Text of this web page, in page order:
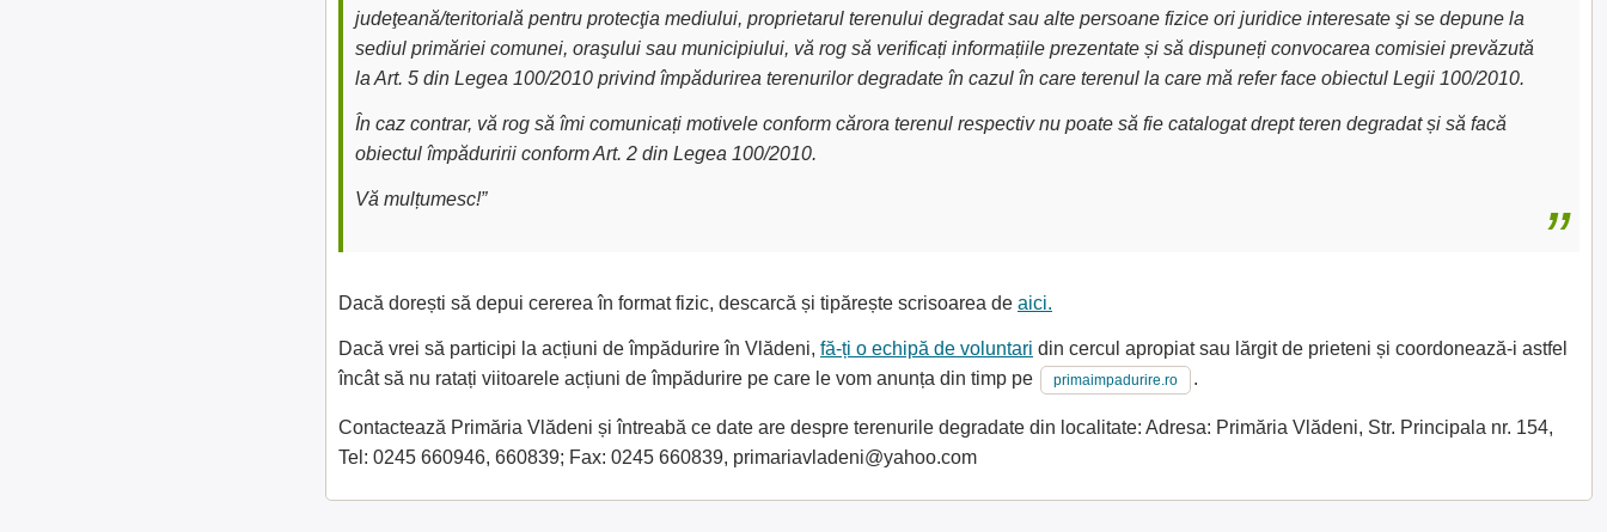
judeţeană/teritorială pentru protecţia mediului, proprietarul terenului degradat sau alte persoane fizice ori juridice interesate şi se depune la
sediul primăriei comunei, oraşului sau municipiului, vă rog să verificați informațiile prezentate și să dispuneți convocarea comisiei prevăzută
la Art. 5 din Legea 100/2010 privind împădurirea terenurilor degradate în cazul în care terenul la care mă refer face obiectul Legii 100/2010.
În caz contrar, vă rog să îmi comunicați motivele conform cărora terenul respectiv nu poate să fie catalogat drept teren degradat și să facă
obiectul împăduririi conform Art. 2 din Legea 100/2010.
Vă mulțumesc!”
Dacă dorești să depui cererea în format fizic, descarcă și tipărește scrisoarea de aici.
Dacă vrei să participi la acțiuni de împădurire în Vlădeni, fă-ți o echipă de voluntari din cercul apropiat sau lărgit de prieteni și coordonează-i astfel
încât să nu ratați viitoarele acțiuni de împădurire pe care le vom anunța din timp pe
primaimpadurire.ro .
Contactează Primăria Vlădeni și întreabă ce date are despre terenurile degradate din localitate: Adresa: Primăria Vlădeni, Str. Principala nr. 154,
Tel: 0245 660946, 660839; Fax: 0245 660839, primariavladeni@yahoo.com